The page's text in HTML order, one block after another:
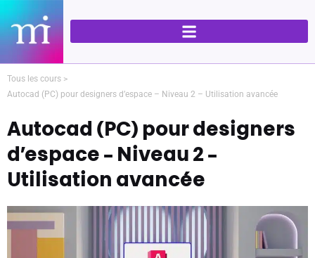
contenu
Tous les cours >
Autocad (PC) pour designers d’espace – Niveau 2 – Utilisation avancée
Autocad (PC) pour designers
d’espace – Niveau 2 –
Utilisation avancée
des
articles